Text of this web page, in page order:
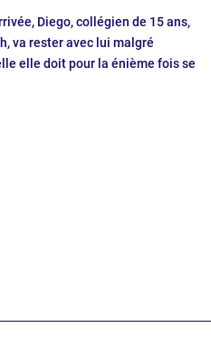
Diego, collégien de 15 ans,
va rester avec lui malgré
elle doit pour la énième fois se